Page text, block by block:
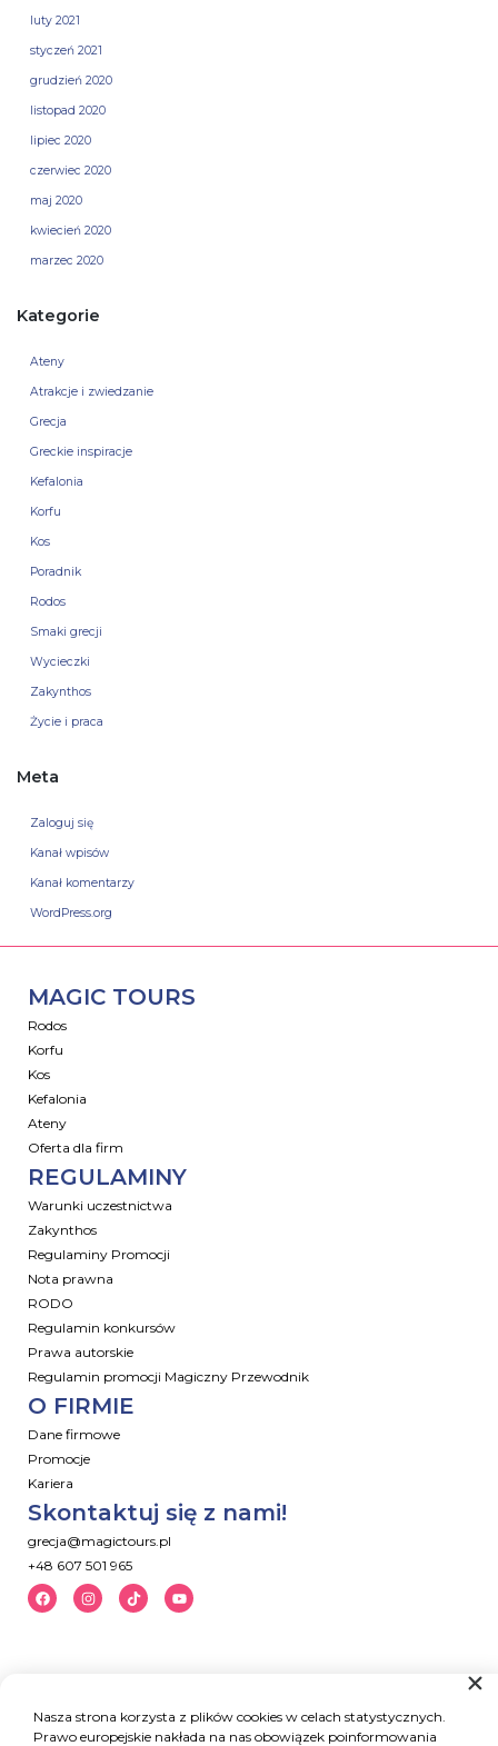
luty 2021
styczeń 2021
grudzień 2020
listopad 2020
lipiec 2020
czerwiec 2020
maj 2020
kwiecień 2020
marzec 2020
Kategorie
Ateny
Atrakcje i zwiedzanie
Grecja
Greckie inspiracje
Kefalonia
Korfu
Kos
Poradnik
Rodos
Smaki grecji
Wycieczki
Zakynthos
Życie i praca
Meta
Zaloguj się
Kanał wpisów
Kanał komentarzy
WordPress.org
MAGIC TOURS
Rodos
Korfu
Kos
Kefalonia
Ateny
Oferta dla firm
REGULAMINY
Warunki uczestnictwa
Zakynthos
Regulaminy Promocji
Nota prawna
RODO
Regulamin konkursów
Prawa autorskie
Regulamin promocji Magiczny Przewodnik
O FIRMIE
Dane firmowe
Promocje
Kariera
Skontaktuj się z nami!
grecja@magictours.pl
+48 607 501 965
Nasza strona korzysta z plików cookies w celach statystycznych.
Prawo europejskie nakłada na nas obowiązek poinformowania